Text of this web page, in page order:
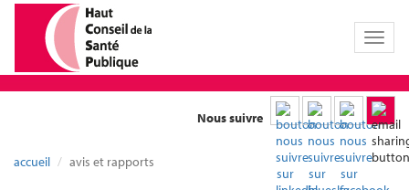
Toggle
Nous suivre
accueil avis et rapports